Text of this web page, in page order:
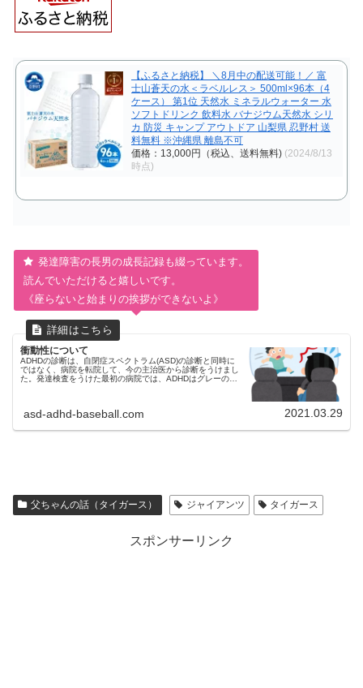
【ふるさと納税】 ＼8月中の配送可能！／ 富
士山蒼天の水＜ラベルレス＞ 500ml×96本（4
ケース） 第1位 天然水 ミネラルウォーター 水
ソフトドリンク 飲料水 バナジウム天然水 シリ
カ 防災 キャンプ アウトドア 山梨県 忍野村 送
料無料 ※沖縄県 離島不可
価格：13,000円（税込、送料無料) (2024/8/13
時点)
発達障害の長男の成長記録も綴っています。
読んでいただけると嬉しいです。
《座らないと始まりの挨拶ができないよ》
衝動性について
ADHDの診断は、自閉症スペクトラム(ASD)の診断と同時に
ではなく、病院を転院して、今の主治医から診断をうけまし
た。発達検査をうけた最初の病院では、ADHDはグレーの診
asd-adhd-baseball.com 2021.03.29
父ちゃんの話（タイガース） ジャイアンツ タイガース
スポンサーリンク